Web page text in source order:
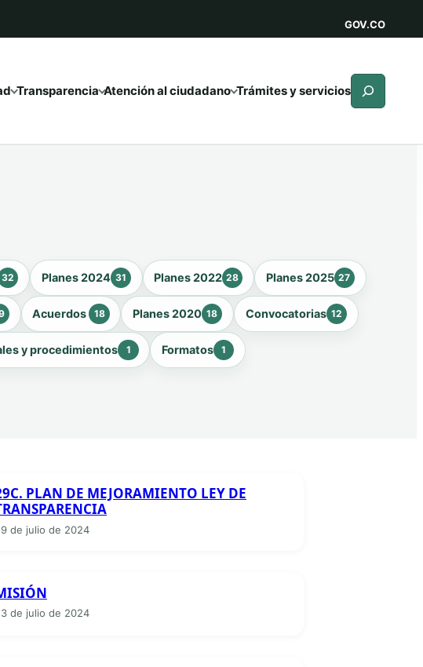
GOV.CO
Transparencia Atención al ciudadano Trámites y servicios Buscar
32 Planes 2024 31 Planes 2022 28 Planes 2025 27
Acuerdos 18 Planes 2020 18 Convocatorias 12
y procedimientos 1 Formatos 1
PLAN DE MEJORAMIENTO LEY DE
de julio de 2024
de julio de 2024